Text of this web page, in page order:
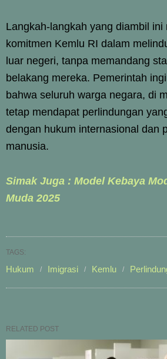
Langkah-langkah yang diambil ini
komitmen Kemlu RI dalam
luar negeri, tanpa memandang
belakang mereka. Pemerintah
bahwa seluruh warga negara, di
tetap mendapat perlindungan
dengan hukum internasional dan
manusia.
Simak Juga : Model Kebaya
Muda 2025
TAGS:
Hukum Imigrasi Kemlu
RELATED POST